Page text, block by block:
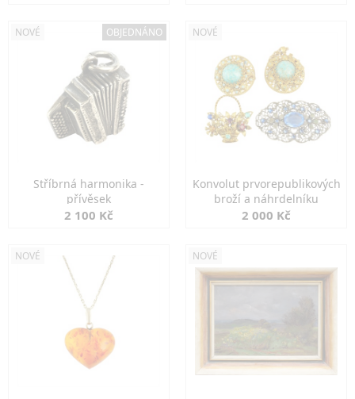
NOVÉ OBJEDNÁNO
Stříbrná harmonika -
přívěsek
2 100 Kč
NOVÉ
Konvolut prvorepublikových
broží a náhrdelníku
2 000 Kč
NOVÉ NOVÉ